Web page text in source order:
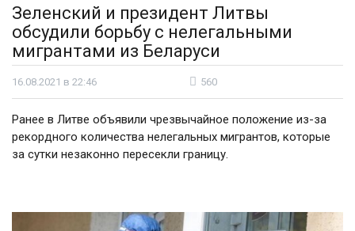
Зеленский и президент Литвы
обсудили борьбу с нелегальными
мигрантами из Беларуси
16.08.2021 в 22:46 560
Ранее в Литве объявили чрезвычайное положение из-за
рекордного количества нелегальных мигрантов, которые
за сутки незаконно пересекли границу.